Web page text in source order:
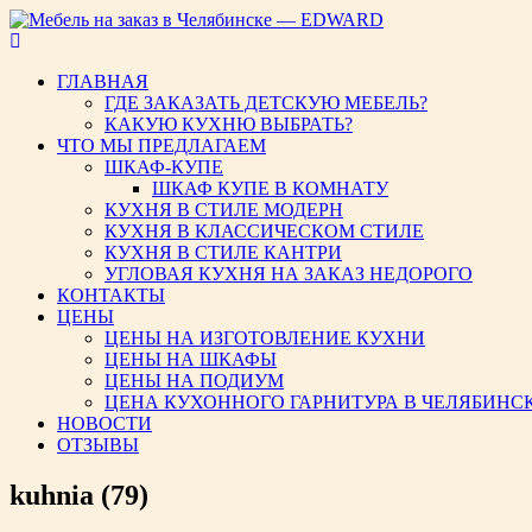
Мебель на заказ в
ГЛАВНАЯ
ГДЕ ЗАКАЗАТЬ ДЕТСКУЮ МЕБЕЛЬ?
КАКУЮ КУХНЮ ВЫБРАТЬ?
ЧТО МЫ ПРЕДЛАГАЕМ
ШКАФ-КУПЕ
ШКАФ КУПЕ В КОМНАТУ
КУХНЯ В СТИЛЕ МОДЕРН
КУХНЯ В КЛАССИЧЕСКОМ СТИЛЕ
КУХНЯ В СТИЛЕ КАНТРИ
УГЛОВАЯ КУХНЯ НА ЗАКАЗ НЕДОРОГО
КОНТАКТЫ
ЦЕНЫ
ЦЕНЫ НА ИЗГОТОВЛЕНИЕ КУХНИ
ЦЕНЫ НА ШКАФЫ
ЦЕНЫ НА ПОДИУМ
ЦЕНА КУХОННОГО ГАРНИТУРА В
НОВОСТИ
ОТЗЫВЫ
kuhnia (79)